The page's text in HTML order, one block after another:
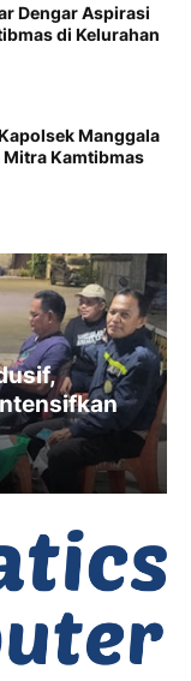
Dengar Aspirasi
di Kelurahan
Manggala
Mitra Kamtibmas